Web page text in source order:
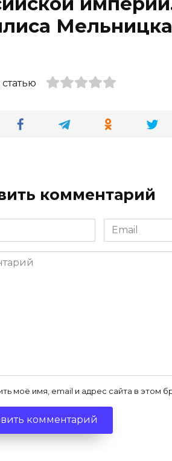
комментарий
Email
*
моё имя, email и адрес сайта в этом